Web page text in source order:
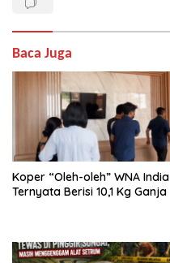
Baca Juga
Koper “Oleh-oleh” WNA India
Ternyata Berisi 10,1 Kg Ganja